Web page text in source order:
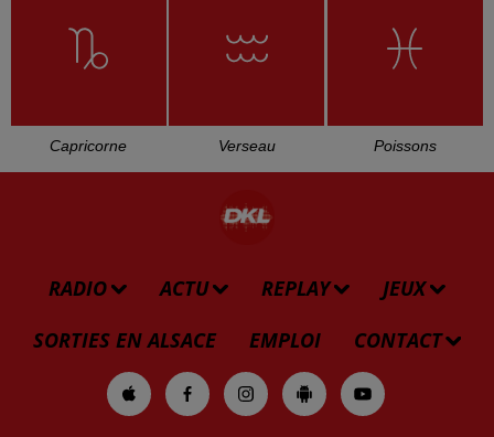
Capricorne Verseau Poissons
RADIO ACTU REPLAY
JEUX
SORTIES EN ALSACE
EMPLOI CONTACT